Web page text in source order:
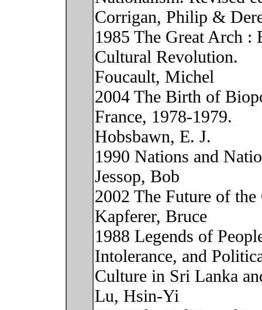
Corrigan, Philip &
1985 The Great Arch :
Cultural Revolution.
Foucault, Michel
2004 The Birth of
France, 1978-1979.
Hobsbawn, E. J.
1990 Nations and
Jessop, Bob
2002 The Future of
Kapferer, Bruce
1988 Legends of
Intolerance, and
Culture in Sri Lanka
Lu, Hsin-Yi